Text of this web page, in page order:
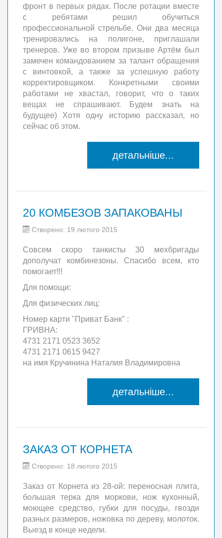
фронт в первых рядах. После ротации вместе
с ребятами решил обучиться
профессиональной стрельбе. Они два месяца
тренировались на полигоне, приглашали
тренеров. Уже во втором призыве Артём был
замечен командованием за талант обращения
с винтовкой, а также за успешную работу
корректировщиком. Конкретными своими
работами нехвастал, говорит, что о таких
вещах не спрашивают. Будем знать на
будущее) Хотя одну историю рассказал, но
сейчас об этом.
детальніше...
20 КОМБЕЗОВ ЗАПАКОВАНЫ
Створено: 19 лютого 2015
Совсем скоро танкисты 30 мехбригады
дополучат комбинезоны. Спасибо всем, кто
помогает!!!
Для помощи:
Для физических лиц:
Номер карти "Приват Банк" :
ГРИВНА:
4731 2171 0523 3652
4731 2171 0615 9427
на имя Кручинина Наталия Владимировна
детальніше...
ЗАКАЗ ОТ КОРНЕТА
Створено: 18 лютого 2015
Заказ от Корнета из 28-ой: переносная плита,
большая терка для моркови, нож кухонный,
моющее средство, губки для посуды, гвозди
разных размеров, ножовка по дереву, молоток.
Выезд в конце недели.